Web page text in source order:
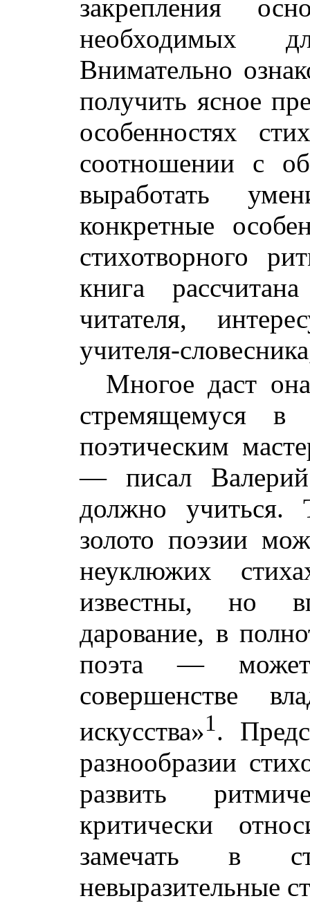
закрепления
необходимых
Внимательно
получить ясное
особенностях
соотношении с
выработать
конкретные
стихотворного
книга
читателя,
учителя-
Многое даст
стремящемуся в
поэтическим
— писал
должно учиться.
золото поэзии
неуклюжих
известны, но
дарование, в
поэта —
совершенстве
искусства»1.
разнообразии
развить
критически
замечать в
невыразительные